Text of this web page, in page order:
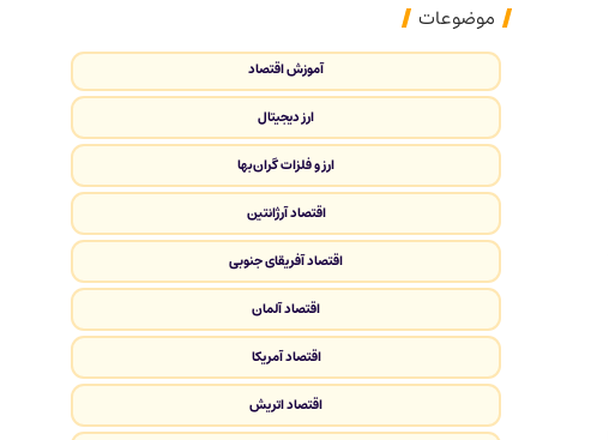
موضوعات
آموزش اقتصاد
ارز دیجیتال
ارز و فلزات گران‌بها
اقتصاد آرژانتین
اقتصاد آفریقای جنوبی
اقتصاد آلمان
اقتصاد آمریکا
اقتصاد اتریش